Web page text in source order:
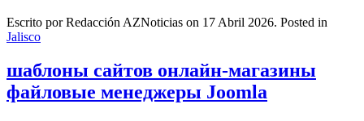
Escrito por Redacción AZNoticias on 17 Abril 2026. Posted in
Jalisco
шаблоны сайтов онлайн-магазины
файловые менеджеры Joomla